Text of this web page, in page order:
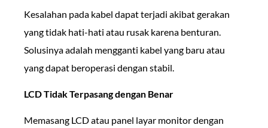
Kesalahan pada kabel dapat terjadi akibat gerakan
yang tidak hati-hati atau rusak karena benturan.
Solusinya adalah mengganti kabel yang baru atau
yang dapat beroperasi dengan stabil.
LCD Tidak Terpasang dengan Benar
Memasang LCD atau panel layar monitor dengan